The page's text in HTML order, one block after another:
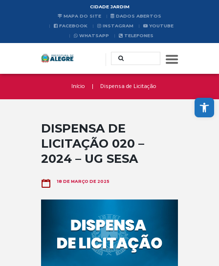
Abrir a barra de ferramentas
CIDADE JARDIM
MAPA DO SITE
DADOS ABERTOS
FACEBOOK
INSTAGRAM
YOUTUBE
WHATSAPP
TELEFONES
Início Dispensa de Licitação
DISPENSA DE
LICITAÇÃO 020 –
2024 – UG SESA
18 DE MARÇO DE 2025